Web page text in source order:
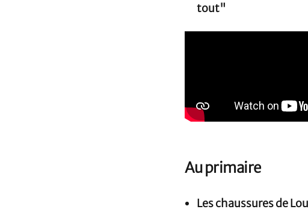
tout"
Au primaire
Les chaussures de